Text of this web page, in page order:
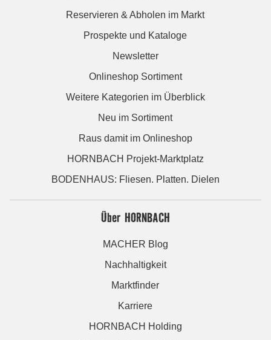
Reservieren & Abholen im Markt
Prospekte und Kataloge
Newsletter
Onlineshop Sortiment
Weitere Kategorien im Überblick
Neu im Sortiment
Raus damit im Onlineshop
HORNBACH Projekt-Marktplatz
BODENHAUS: Fliesen. Platten. Dielen
Über HORNBACH
MACHER Blog
Nachhaltigkeit
Marktfinder
Karriere
HORNBACH Holding